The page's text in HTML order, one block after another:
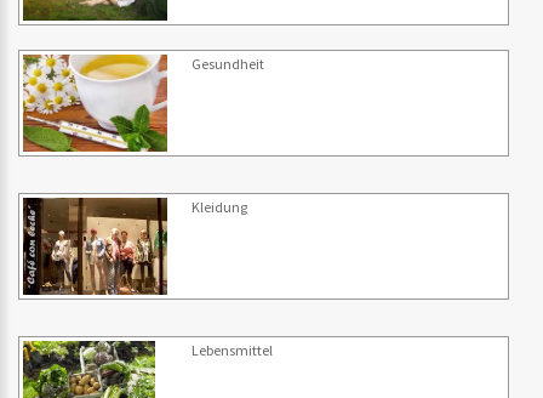
Gesundheit
Kleidung
Lebensmittel